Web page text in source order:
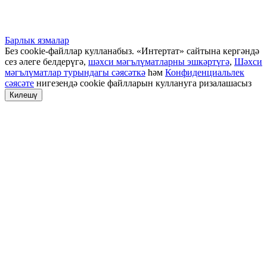
Барлык язмалар
Без cookie-файллар кулланабыз. «Интертат» сайтына кергәндә
сез әлеге белдерүгә, шәхси мәгълүматларны эшкәртүгә, Шәхси
мәгълүматлар турындагы сәясәткә һәм Конфиденциальлек
сәясәте нигезендә cookie файлларын куллануга ризалашасыз
Килешү